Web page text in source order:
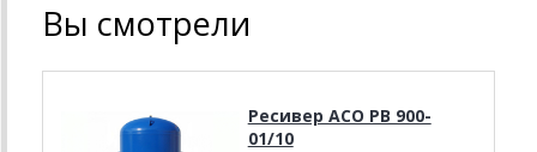
Вы смотрели
Ресивер АСО РВ 900-
01/10